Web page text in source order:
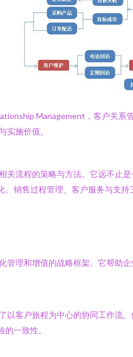
Management，客户关
实施价值。
流程的策略与方法。它远不
销售过程管理、客户服务与支
管理和增值的战略框架。它帮
客户旅程为中心的协同工作
一致性。